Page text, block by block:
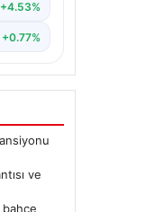
ve